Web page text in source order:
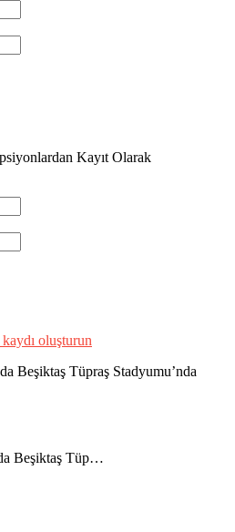
Kayıt Olarak
oluşturun
Scorpions, 24 Haziran’da Beşiktaş Tüpraş Stadyumu’nda